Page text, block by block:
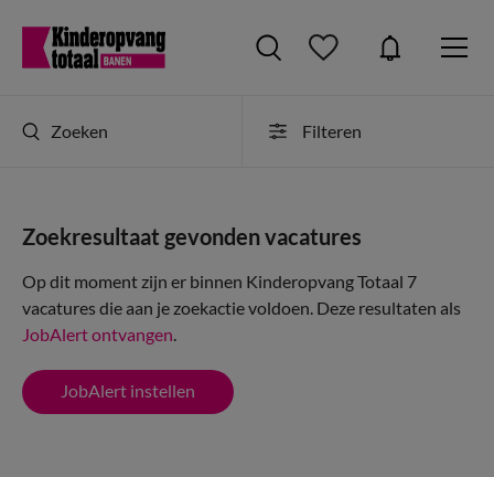
Zoeken Filteren
Zoekresultaat gevonden vacatures
Op dit moment zijn er binnen Kinderopvang Totaal 7
vacatures die aan je zoekactie voldoen. Deze resultaten als
JobAlert ontvangen.
JobAlert instellen